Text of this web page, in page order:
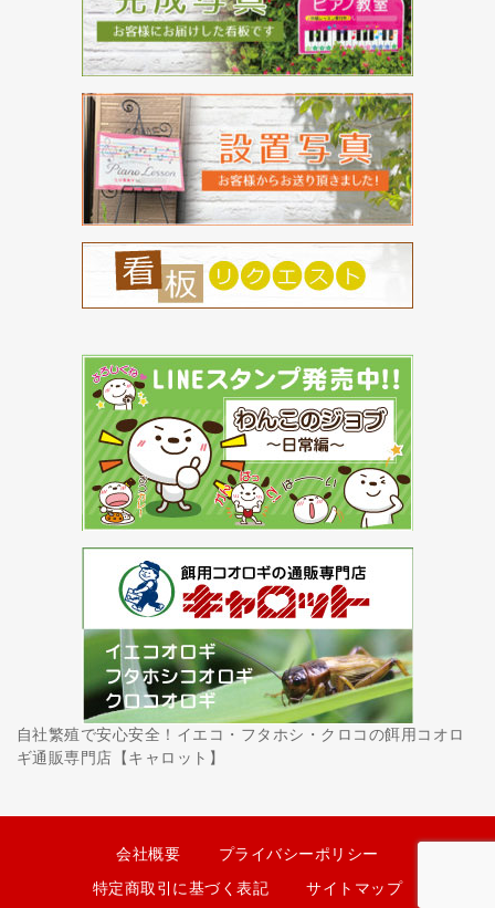
自社繁殖で安心安全！イエコ・フタホシ・クロコの餌用コオロ
ギ通販専門店【キャロット】
会社概要 プライバシーポリシー
特定商取引に基づく表記 サイトマップ